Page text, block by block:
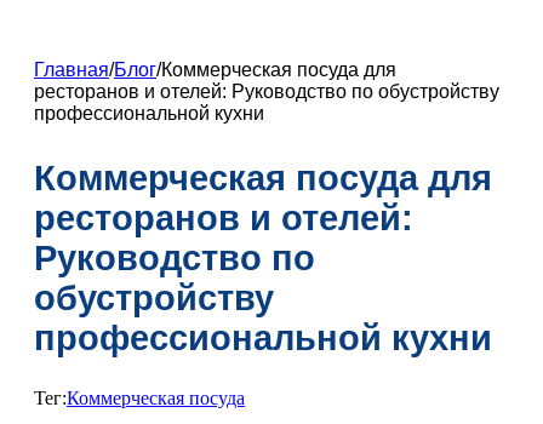
FR
DE
PT
AR
JA
KO
Главная/Блог/Коммерческая посуда для
ресторанов и отелей: Руководство по обустройству
профессиональной кухни
Коммерческая посуда для
ресторанов и отелей:
Руководство по
обустройству
профессиональной кухни
Тег:Коммерческая посуда